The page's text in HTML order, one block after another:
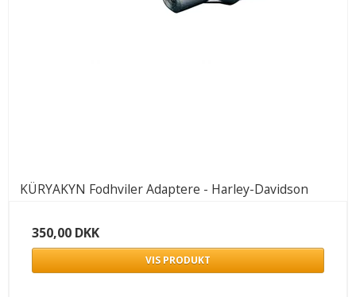
KÜRYAKYN Fodhviler Adaptere - Harley-Davidson
350,00 DKK
VIS PRODUKT